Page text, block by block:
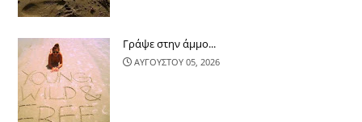
Γράψε στην άμμο...
ΑΥΓΟΥΣΤΟΥ 05, 2026